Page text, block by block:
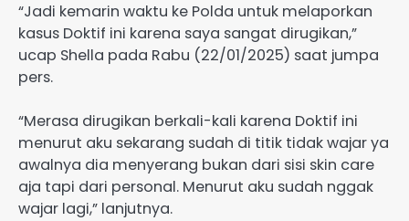
“Jadi kemarin waktu ke Polda untuk melaporkan
kasus Doktif ini karena saya sangat dirugikan,”
ucap Shella pada Rabu (22/01/2025) saat jumpa
pers.
“Merasa dirugikan berkali-kali karena Doktif ini
menurut aku sekarang sudah di titik tidak wajar ya
awalnya dia menyerang bukan dari sisi skin care
aja tapi dari personal. Menurut aku sudah nggak
wajar lagi,” lanjutnya.